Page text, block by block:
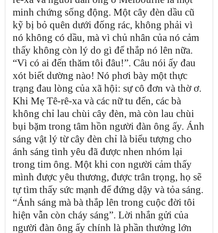
minh chứng sống động. Một cây đèn dầu cũ
kỹ bị bỏ quên dưới đống rác, không phải vì
nó không có dầu, mà vì chủ nhân của nó cảm
thấy không còn lý do gì để thắp nó lên nữa.
“Vì có ai đến thăm tôi đâu!”. Câu nói ấy đau
xót biết dường nào! Nó phơi bày một thực
trạng đau lòng của xã hội: sự cô đơn và thờ ơ.
Khi Mẹ Tê-rê-xa và các nữ tu đến, các bà
không chỉ lau chùi cây đèn, mà còn lau chùi
bụi bặm trong tâm hồn người đàn ông ấy. Ánh
sáng vật lý từ cây đèn chỉ là biểu tượng cho
ánh sáng tình yêu đã được nhen nhóm lại
trong tim ông. Một khi con người cảm thấy
mình được yêu thương, được trân trọng, họ sẽ
tự tìm thấy sức mạnh để đứng dậy và tỏa sáng.
“Ánh sáng mà bà thắp lên trong cuộc đời tôi
hiện vẫn còn cháy sáng”. Lời nhắn gửi của
người đàn ông ấy chính là phần thưởng lớn